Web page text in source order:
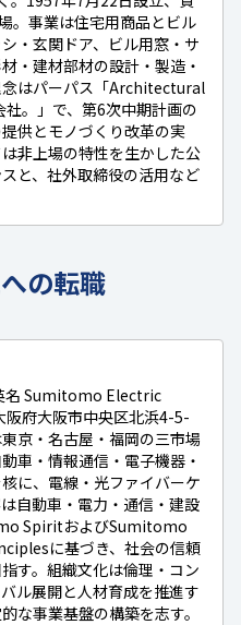
。事業は住宅用商品とビル
・玄関ドア、ビル用窓・サ
・建材部材の設計・製造・
はパーパス「Architectural
。」で、第6次中期計画の
供とモノづくり改革の実
非上場の特性を生かした公
と、社外取締役の活用など
の転職
名 Sumitomo Electric
府大阪市中央区北浜4-5-
京・名古屋・福岡の三市場
車・情報通信・電子機器・
に、電線・光ファイバーケ
自動車・電力・通信・建設
SpiritおよびSumitomo
に基づき、社会の信頼
す。組織文化は倫理・コン
ル展開と人材育成を推進す
な事業基盤の構築を志す。